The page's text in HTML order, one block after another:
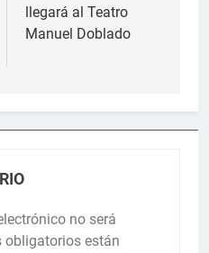
llegará al Teatro
Manuel Doblado
no será
obligatorios están